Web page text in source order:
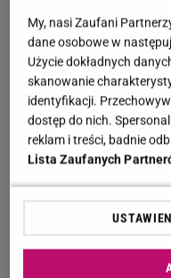
My, nasi Zaufani
dane osobowe w
Użycie dokładnych
skanowanie
identyfikacji.
dostęp do nich.
reklam i treści, badnie
Lista Zaufanych